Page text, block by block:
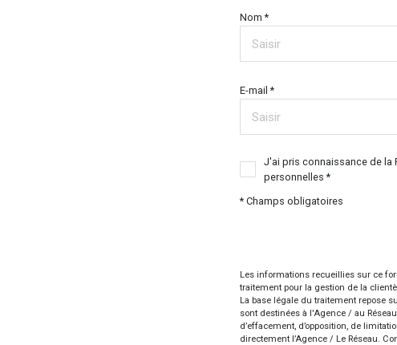
Nom *
E-mail *
J'ai pris connaissance de la
personnelles *
* Champs obligatoires
Les informations recueillies sur ce
traitement pour la gestion de la
La base légale du traitement repose
sont destinées à l'Agence / au
d’effacement, d’opposition, de
directement l’Agence / Le Réseau.